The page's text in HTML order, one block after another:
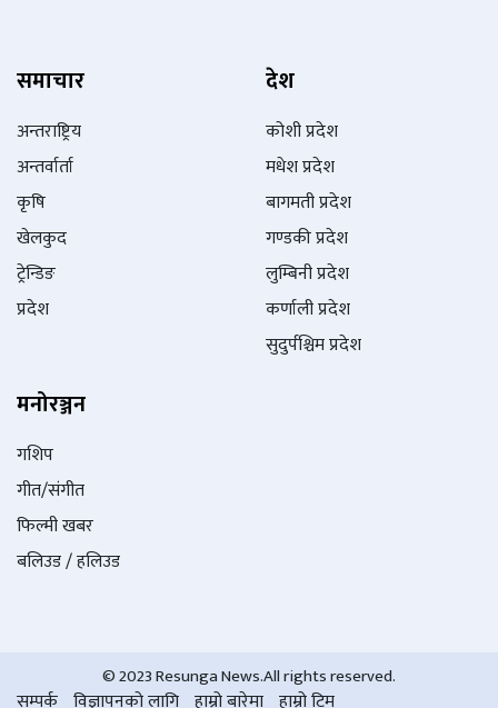
समाचार
अन्तराष्ट्रिय
अन्तर्वार्ता
कृषि
खेलकुद
ट्रेन्डिङ
प्रदेश
देश
कोशी प्रदेश
मधेश प्रदेश
बागमती प्रदेश
गण्डकी प्रदेश
लुम्बिनी प्रदेश
कर्णाली प्रदेश
सुदुर्पश्चिम प्रदेश
मनोरञ्जन
गशिप
गीत/संगीत
फिल्मी खबर
बलिउड / हलिउड
© 2023 Resunga News.All rights reserved.
सम्पर्क विज्ञापनको लागि हाम्रो बारेमा हाम्रो टिम